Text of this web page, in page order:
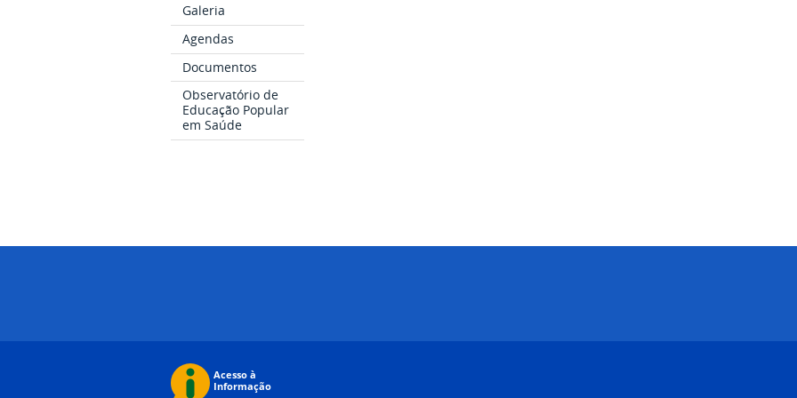
Galeria
Agendas
Documentos
Observatório de
Educação Popular
em Saúde